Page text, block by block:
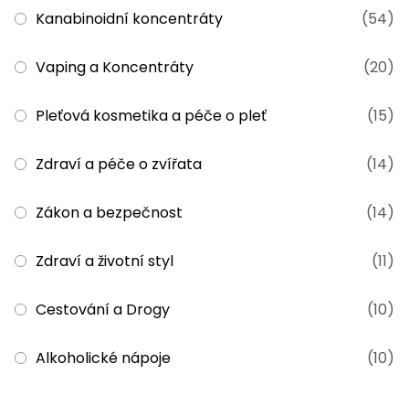
Kanabinoidní koncentráty (54)
Vaping a Koncentráty (20)
Pleťová kosmetika a péče o pleť (15)
Zdraví a péče o zvířata (14)
Zákon a bezpečnost (14)
Zdraví a životní styl (11)
Cestování a Drogy (10)
Alkoholické nápoje (10)